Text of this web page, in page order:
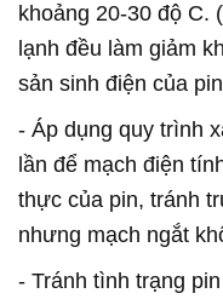
khoảng 20-30 độ C.
lạnh đều làm giảm
sản sinh điện của
- Áp dụng quy trình
lần để mạch điện
thực của pin, tránh
nhưng mạch ngắt
- Tránh tình trạng